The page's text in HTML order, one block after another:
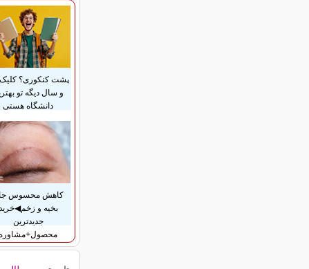
پشت کنکوری؟
و سال دیگه تو
دانشگاه هستی
کاهش محسوس
بخیه و زخم◀خرید
جدیدترین